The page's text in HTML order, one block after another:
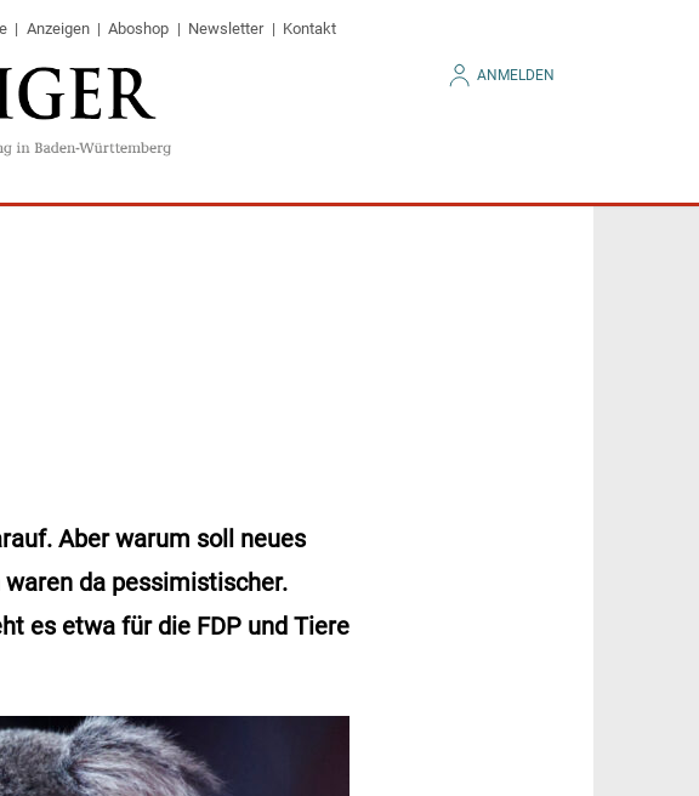
Anzeigen Aboshop Newsletter Kontakt
ANMELDEN
Aber warum soll neues
da pessimistischer.
es etwa für die FDP und Tiere